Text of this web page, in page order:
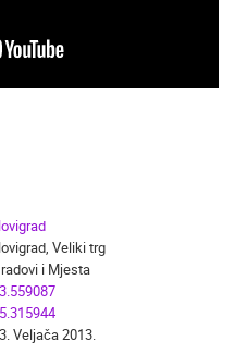
Veliki trg
i Mjesta
Veljača 2013.